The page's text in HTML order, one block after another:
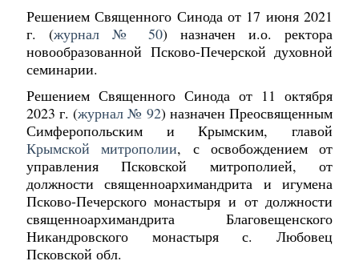
Решением Священного Синода от 17 июня 2021
г. (журнал № 50) назначен и.о. ректора
новообразованной Псково-Печерской духовной
семинарии.
Решением Священного Синода от 11 октября
2023 г. (журнал № 92) назначен Преосвященным
Симферопольским и Крымским, главой
Крымской митрополии, с освобождением от
управления Псковской митрополией, от
должности священноархимандрита и игумена
Псково-Печерского монастыря и от должности
священноархимандрита Благовещенского
Никандровского монастыря с. Любовец
Псковской обл.